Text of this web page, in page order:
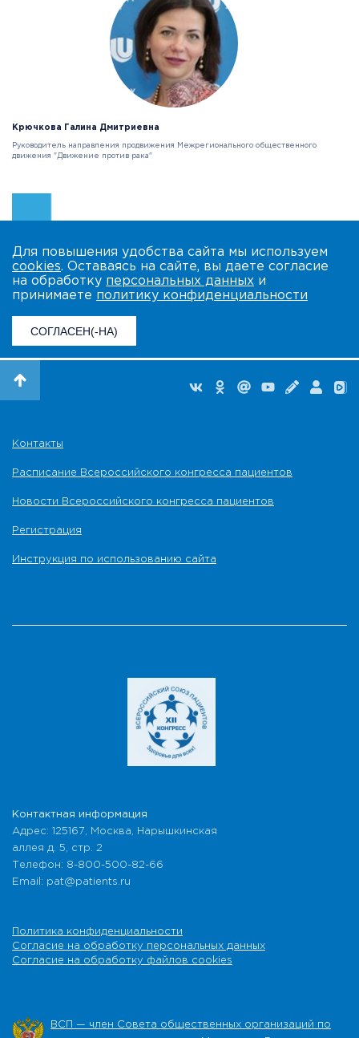
Крючкова Галина Дмитриевна
Руководитель направления продвижения Межрегионального общественного
движения "Движение против рака"
Для повышения удобства сайта мы используем
cookies. Оставаясь на сайте, вы даете согласие
на обработку персональных данных и
принимаете политику конфиденциальности
СОГЛАСЕН(-НА)
Контакты
Расписание Всероссийского конгресса пациентов
Новости Всероссийского конгресса пациентов
Регистрация
Инструкция по использованию сайта
Контактная информация
Адрес: 125167, Москва, Нарышкинская
аллея д. 5, стр. 2
Телефон: 8-800-500-82-66
Email: pat@patients.ru
Политика конфиденциальности
Согласие на обработку персональных данных
Согласие на обработку файлов cookies
ВСП — член Совета общественных организаций по